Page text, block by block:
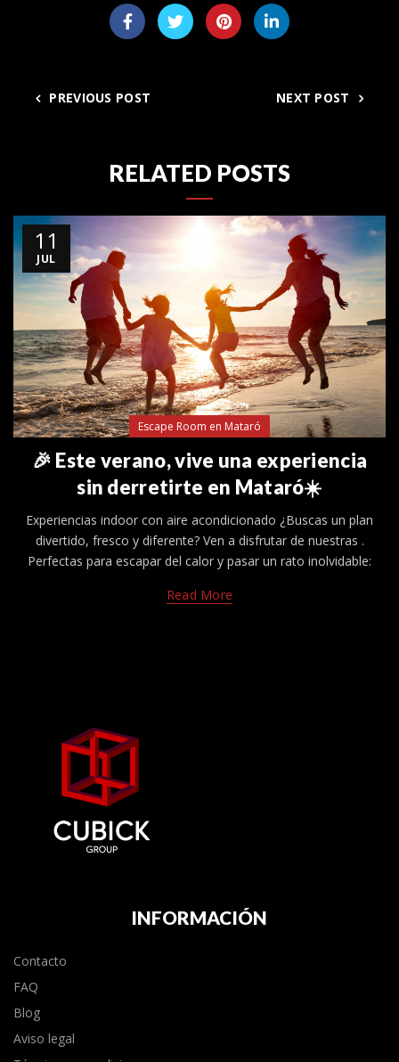
PREVIOUS POST NEXT POST
RELATED POSTS
11
JUL
Escape Room en Mataró
🎉 Este verano, vive una experiencia
sin derretirte en Mataró☀️
Experiencias indoor con aire acondicionado ¿Buscas un plan
divertido, fresco y diferente? Ven a disfrutar de nuestras .
Perfectas para escapar del calor y pasar un rato inolvidable:
Read More
INFORMACIÓN
Contacto
FAQ
Blog
Aviso legal